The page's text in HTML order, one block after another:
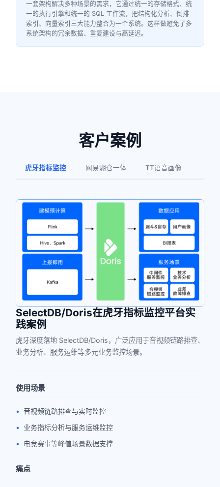
一套架构解决多种场景的需求，它通过统一的存储格式、统
一的执行引擎和统一的 SQL 工作流，把结构化分析、倒排
索引、向量索引三大能力整合为一个系统。这样做避免了多
系统架构的冗余数据、重复建设与高延迟。
客户案例
虎牙指标监控 网易湖仓一体 TT语音画像
SelectDB/Doris在虎牙指标监控平台实
践案例
虎牙深度落地 SelectDB/Doris，广泛应用于音视频链路排查、
业务分析、服务运维等多元业务监控场景。
使用场景
音视频链路排查与实时监控
业务指标分析与服务运维监控
电竞赛事等峰值场景数据支撑
痛点